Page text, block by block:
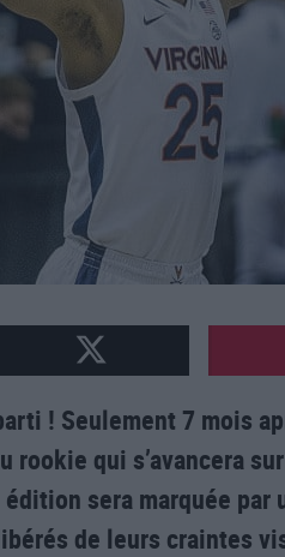
! Seulement 7 mois
rookie qui s’avancera
sera marquée par
de leurs craintes